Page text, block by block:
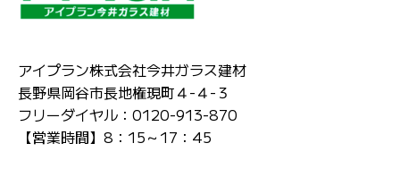
アイプラン株式会社今井ガラス建材
長野県岡谷市長地権現町４-４-３
フリーダイヤル：0120-913-870
【営業時間】8：15～17：45